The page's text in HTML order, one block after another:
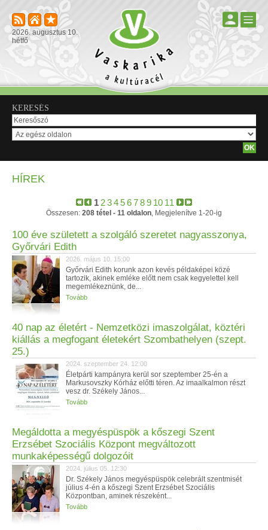
2026. augusztus 10.
hétfő
KERESÉS
HÍREK
1 23456789 10 11
Összesen: 208 tétel - 11 oldalon, Megjelenítve 1-20-ig
100 éve született a szolgáló szeretet nagyasszonya,
Győrvári Edith
2026. május 10. 15:00
Győrvári Edith korunk azon kevés példaképei közé
tartozik, akinek emléke előtt nem csak kegyelettel kell
megemlékeznünk, de...
Tovább
40 nap az életért - Nemzetközi imaszolgálat, köztéri
kiállás a megfogant életekért Szombathelyen (szept.
25.)
2024. szeptember 24. 12:00
Életpárti kampányra kerül sor szeptember 25-én a
Markusovszky Kórház előtti téren. Az imaalkalmon részt
vesz dr. Székely János...
Tovább
Megáldotta a megyéspüspök a kőszegi Szent
Erzsébet Szociális Központ megváltozott
munkaképességű dolgozóit
2024. július 05. 12:30
Dr. Székely János megyéspüspök celebrált szentmisét
július 4-én a kőszegi Szent Erzsébet Szociális
Központban, aminek részeként...
Tovább